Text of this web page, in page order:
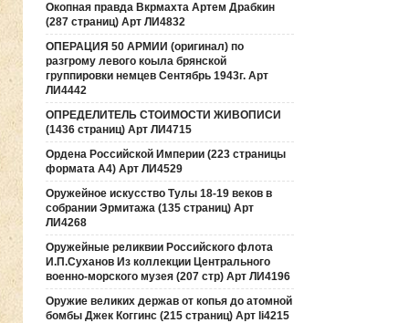
Окопная правда Вкрмахта Артем Драбкин
(287 страниц) Арт ЛИ4832
ОПЕРАЦИЯ 50 АРМИИ (оригинал) по
разгрому левого коыла брянской
группировки немцев Сентябрь 1943г. Арт
ЛИ4442
ОПРЕДЕЛИТЕЛЬ СТОИМОСТИ ЖИВОПИСИ
(1436 страниц) Арт ЛИ4715
Ордена Российской Империи (223 страницы
формата А4) Арт ЛИ4529
Оружейное искусство Тулы 18-19 веков в
собрании Эрмитажа (135 страниц) Арт
ЛИ4268
Оружейные реликвии Российского флота
И.П.Суханов Из коллекции Центрального
военно-морского музея (207 стр) Арт ЛИ4196
Оружие великих держав от копья до атомной
бомбы Джек Коггинс (215 страниц) Арт li4215